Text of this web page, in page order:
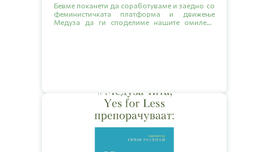
Бевме поканети да соработуваме и заедно со
феминистичката платформа и движење
Медуза да ги споделиме нашите омилени